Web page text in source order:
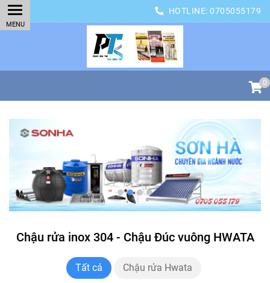
HOTLINE: 0705055179
0
Chậu rửa inox 304 - Chậu Đúc vuông HWATA
Tất cả Chậu rửa Hwata